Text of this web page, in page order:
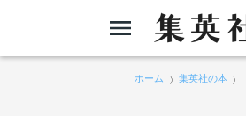
ホーム 集英社の本